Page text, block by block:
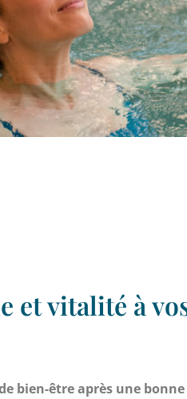
et vitalité à
bien-être après une bonne